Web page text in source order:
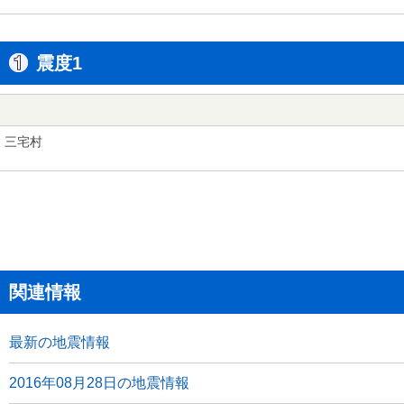
震度1
三宅村
関連情報
最新の地震情報
2016年08月28日の地震情報